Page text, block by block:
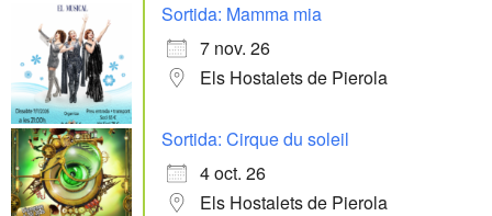
Sortida: Mamma mia
7 nov. 26
Els Hostalets de Pierola
Sortida: Cirque du soleil
4 oct. 26
Els Hostalets de Pierola